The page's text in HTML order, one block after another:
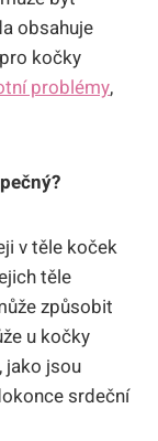
obsahuje
kočky
problémy,
v těle koček
těle
způsobit
u kočky
jako jsou
srdeční